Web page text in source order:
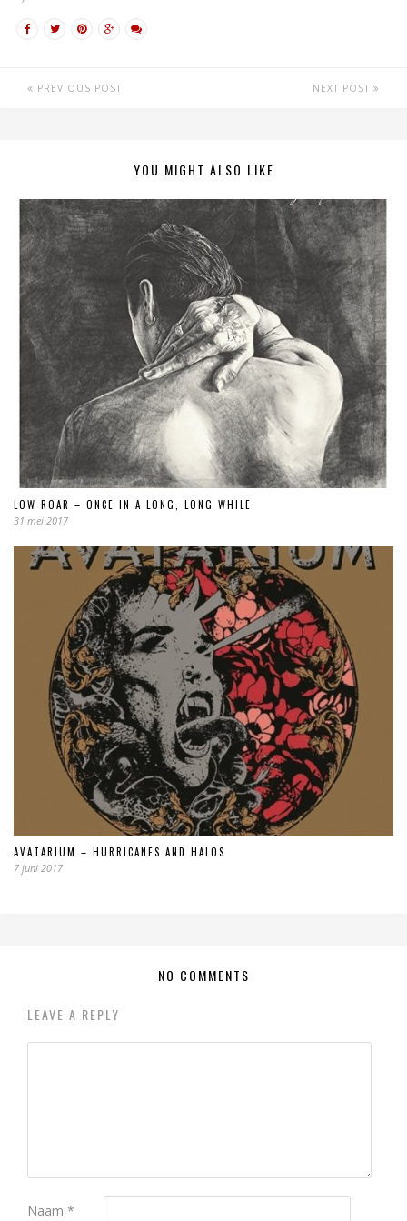
PREVIOUS POST NEXT POST
YOU MIGHT ALSO LIKE
LOW ROAR – ONCE IN A LONG, LONG WHILE
31 mei 2017
AVATARIUM – HURRICANES AND HALOS
7 juni 2017
NO COMMENTS
LEAVE A REPLY
Naam *